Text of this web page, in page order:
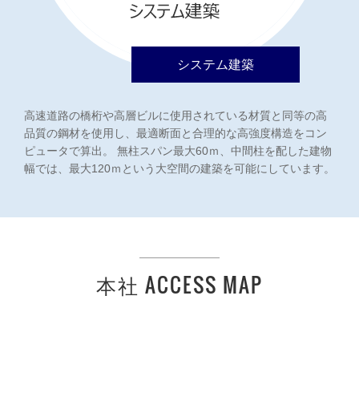
システム建築
高速道路の橋桁や高層ビルに使用されている材質と同等の高
品質の鋼材を使用し、最適断面と合理的な高強度構造をコン
ピュータで算出。 無柱スパン最大60ｍ、中間柱を配した建物
幅では、最大120ｍという大空間の建築を可能にしています。
本社 ACCESS MAP